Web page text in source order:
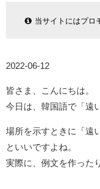
当サイトにはプロ
2022-06-12
皆さま、こんにちは。
今日は、韓国語で「遠
場所を示すときに「遠
といいですよね。
実際に、例文を作った